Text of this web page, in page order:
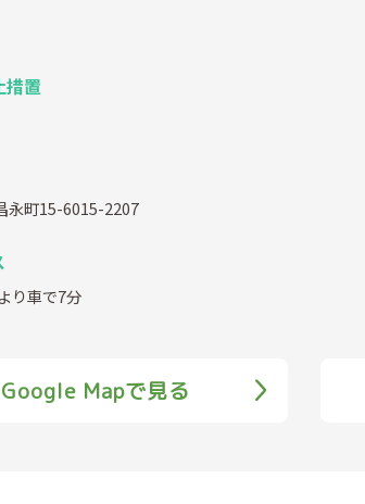
措置
永町15-6015-2207
り車で7分
Google Mapで見る